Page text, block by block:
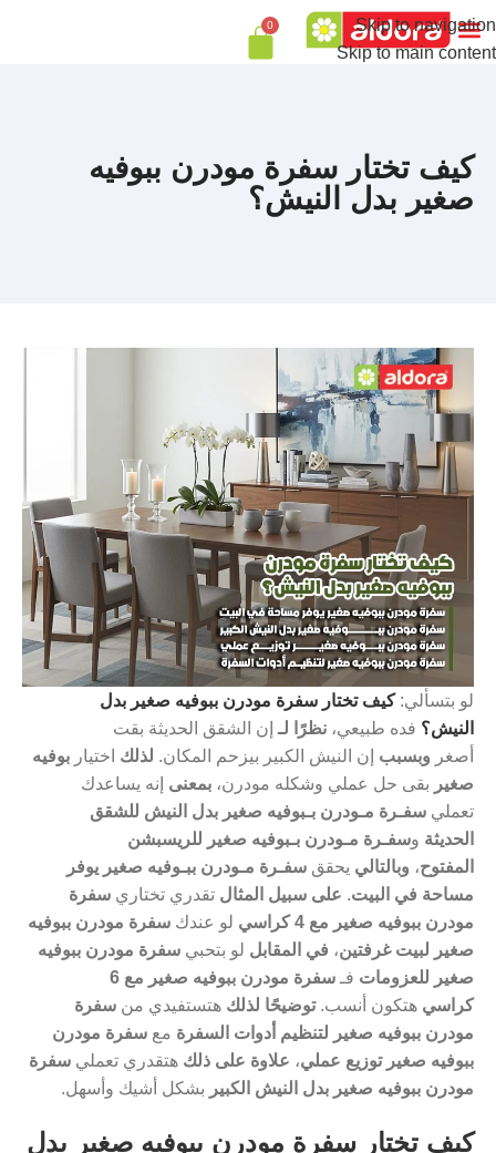
Skip to navigation
Skip to main content
0
كيف تختار سفرة مودرن ببوفيه
صغير بدل النيش؟
لو بتسألي:كيف تختار سفرة مودرن ببوفيه صغير بدل
النيش؟ فده طبيعي، نظرًا لـ إن الشقق الحديثة بقت
أصغر وبسبب إن النيش الكبير بيزحم المكان. لذلك اختيار بوفيه
صغير بقى حل عملي وشكله مودرن، بمعنى إنه يساعدك
تعملي سفـرة مـودرن بـبوفيه صغير بدل النيش للشقق
الحديثة وسفـرة مـودرن بـبوفيه صغير للريسبشن
المفتوح، وبالتالي يحقق سفـرة مـودرن ببـوفيه صغير يوفر
مساحة في البيت. على سبيل المثال تقدري تختاري سفرة
مودرن ببوفيه صغير مع 4 كراسي
لو عندك سفرة مودرن ببوفيه
صغير لبيت غرفتين، في المقابل لو بتحبي سفرة مودرن ببوفيه
صغير للعزومات فـ
سفرة مودرن ببوفيه صغير مع 6
كراسي هتكون أنسب.توضيحًا لذلك هتستفيدي من سفرة
مودرن ببوفيه صغير لتنظيم أدوات السفرة مع سفرة مودرن
ببوفيه صغير توزيع عملي، علاوة على ذلك هتقدري تعملي سفرة
مودرن ببوفيه صغير بدل النيش الكبير بشكل أشيك وأسهل.
كيف تختار سفرة مودرن ببوفيه صغير بدل